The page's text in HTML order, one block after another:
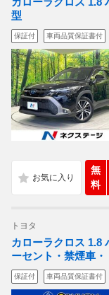
型
保証付 車両品質保証書付
無
料
トヨタ
カローラクロス 1.8
ーセント・禁煙車・
保証付 車両品質保証書付